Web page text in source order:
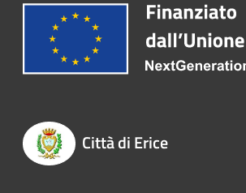
Città di Erice